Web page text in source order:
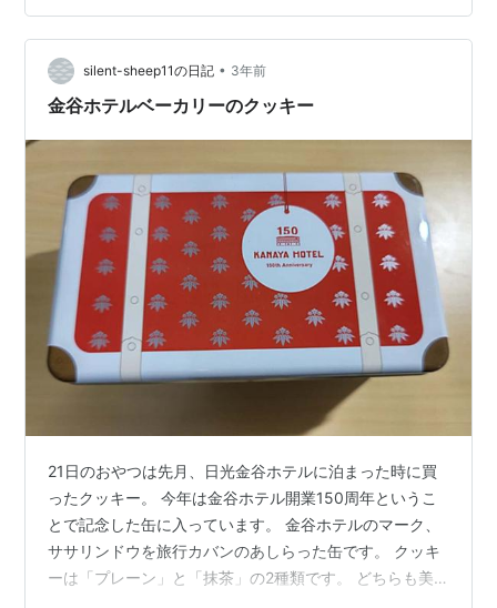
silent-sheep11の日記 • 3年前
金谷ホテルベーカリーのクッキー
21日のおやつは先月、日光金谷ホテルに泊まった時に買
ったクッキー。 今年は金谷ホテル開業150周年というこ
とで記念した缶に入っています。 金谷ホテルのマーク、
ササリンドウを旅行カバンのあしらった缶です。 クッキ
ーは「プレーン」と「抹茶」の2種類です。 どちらも美